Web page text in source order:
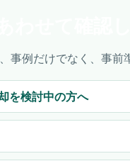
事例だけでなく、事前
を検討中の方へ